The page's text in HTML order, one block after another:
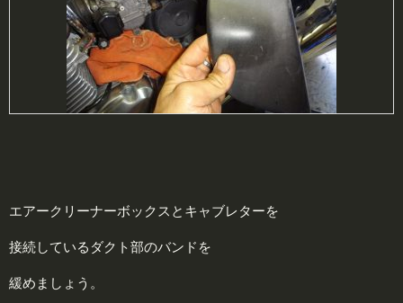
エアークリーナーボックスとキャブレターを
接続しているダクト部のバンドを
緩めましょう。